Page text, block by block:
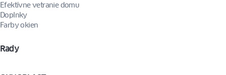
Efektívne vetranie domu
Doplnky
Farby okien
Rady